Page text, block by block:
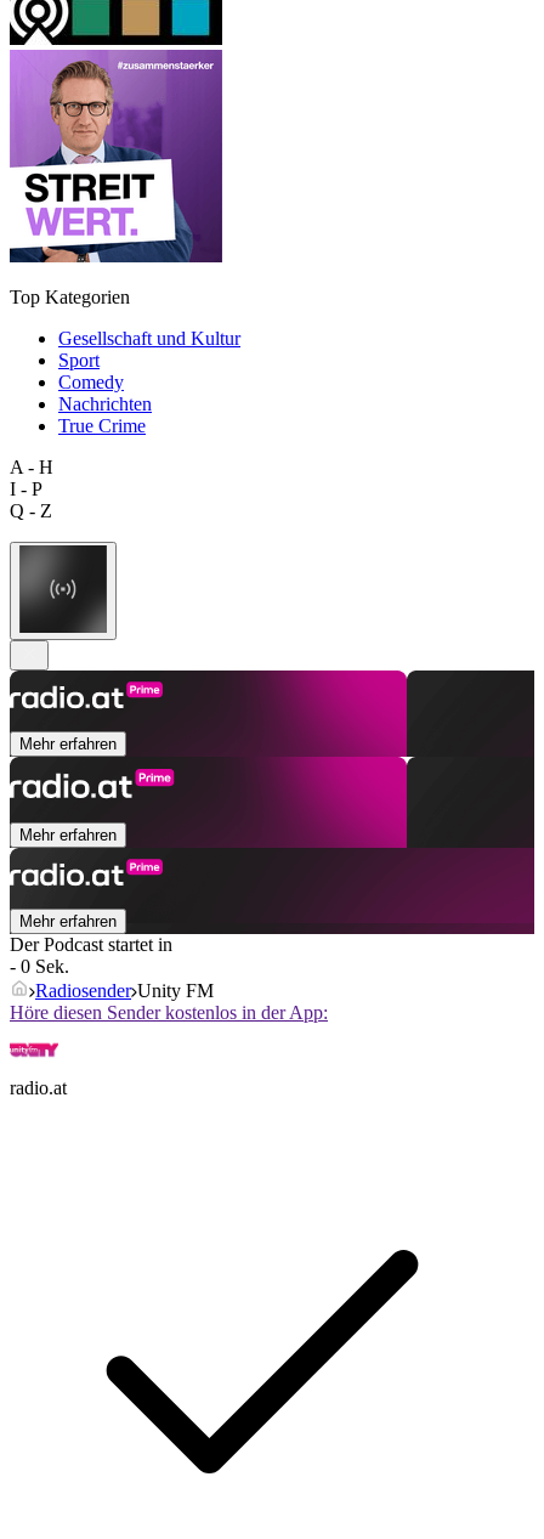
Top Kategorien
Gesellschaft und Kultur
Sport
Comedy
Nachrichten
True Crime
A - H
I - P
Q - Z
Mehr erfahren
Mehr erfahren
Mehr erfahren
Der Podcast startet in
- 0 Sek.
Radiosender Unity FM
Höre diesen Sender kostenlos in der App:
radio.at